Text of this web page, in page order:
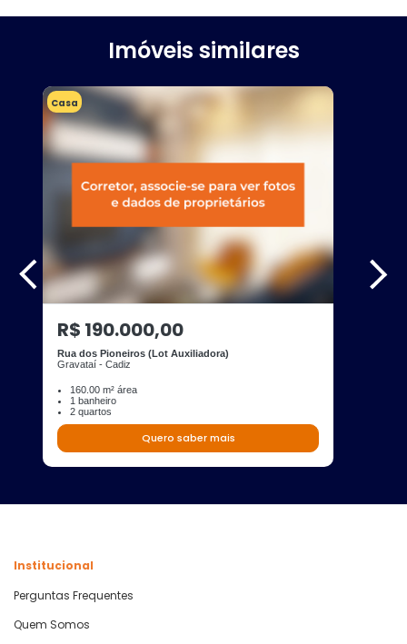
Imóveis similares
Casa
R$ 190.000,00
Rua dos Pioneiros (Lot Auxiliadora)
Gravataí - Cadiz
160.00 m² área
1 banheiro
2 quartos
Quero saber mais
Institucional
Perguntas Frequentes
Quem Somos